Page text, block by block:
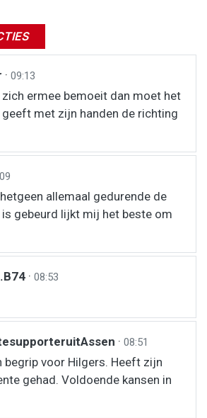
· 09:13
zich ermee bemoeit dan moet het
met zijn handen de richting
allemaal gedurende de
gebeurd lijkt mij het beste om
· 08:53
· 08:51
begrip voor Hilgers. Heeft zijn
gehad. Voldoende kansen in